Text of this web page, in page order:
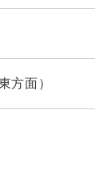
方面）